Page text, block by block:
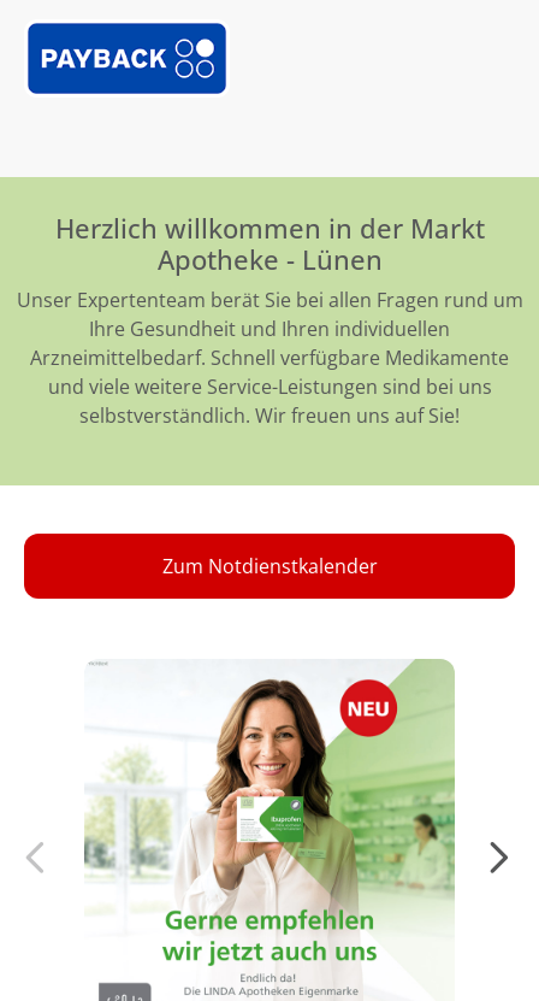
Herzlich willkommen in der Markt
Apotheke - Lünen
Unser Expertenteam berät Sie bei allen Fragen rund um
Ihre Gesundheit und Ihren individuellen
Arzneimittelbedarf. Schnell verfügbare Medikamente
und viele weitere Service-Leistungen sind bei uns
selbstverständlich. Wir freuen uns auf Sie!
Zum Notdienstkalender
Endlich da! Die LINDA Eigenmarke:
Arzneimittel von der Apothekenmarke, der
Sie vertrauen.
Mehr erfahren